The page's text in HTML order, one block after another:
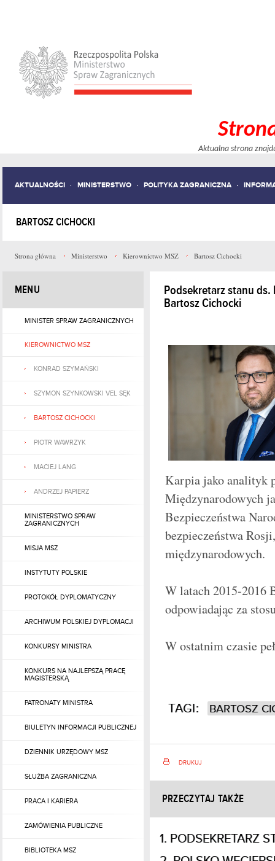
Aktualna strona
AKTUALNOŚCI MINISTERSTWO POLITYKA ZAGRANICZNA
BARTOSZ CICHOCKI
Strona główna Ministerstwo Kierownictwo MSZ Bartosz Cichocki
MENU
MINISTER SPRAW ZAGRANICZNYCH
KIEROWNICTWO MSZ
KONRAD SZYMAŃSKI
SZYMON SZYNKOWSKI VEL SĘK
BARTOSZ CICHOCKI
PIOTR WAWRZYK
MACIEJ LANG
ANDRZEJ PAPIERZ
MINISTERSTWO SPRAW
ZAGRANICZNYCH
MISJA MSZ
INSTYTUTY POLSKIE
PROTOKÓŁ DYPLOMATYCZNY
ARCHIWUM POLSKIEJ DYPLOMACJI
KONKURSY MINISTRA
KONKURS NA NAJLEPSZĄ PRACĘ
MAGISTERSKĄ
PATRONATY MINISTRA
BIULETYN INFORMACJI PUBLICZNEJ
DZIENNIK URZĘDOWY MSZ
SŁUŻBA ZAGRANICZNA
PRACA I KARIERA
ZAMÓWIENIA PUBLICZNE
BIBLIOTEKA MSZ
Podsekretarz stanu
Bartosz Cichocki
Karpia jako analityk
Międzynarodowych
Bezpieczeństwa
bezpieczeństwa
międzynarodowych.
W latach 2015-2016
odpowiadając za
W ostatnim czasie
TAGI: BARTOSZ
DRUKUJ
PRZECZYTAJ TAKŻE
PODSEKRETARZ